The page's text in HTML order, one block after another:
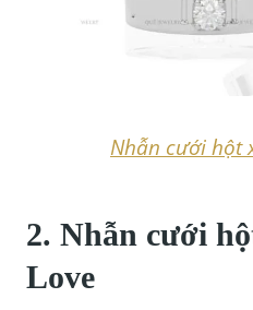
Nhẫn cưới hột
2. Nhẫn cưới
Love